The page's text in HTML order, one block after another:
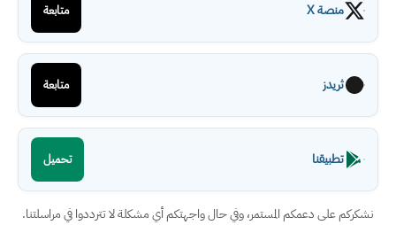
منصة X متابعة
ثريدز متابعة
تطبيقنا تحميل
نشكركم على دعمكم المستمر، وفي حال واجهتكم أي مشكلة لا تترددوا في مراسلتنا.